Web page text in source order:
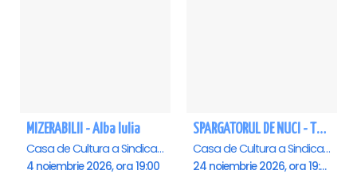
MIZERABILII - Alba Iulia
Casa de Cultura a Sindicatelor , Alba-Iulia
4 noiembrie 2026, ora 19:00
SPARGATORUL DE NUCI - Turneu National - Alba Iulia
Casa de Cultura a Sindicatelor , Alba-Iulia
24 noiembrie 2026, ora 19:00